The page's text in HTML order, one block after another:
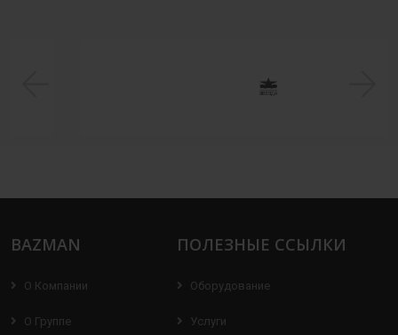
BAZMAN
О Компании
О Группе
ПОЛЕЗНЫЕ ССЫЛКИ
Оборудование
Услуги